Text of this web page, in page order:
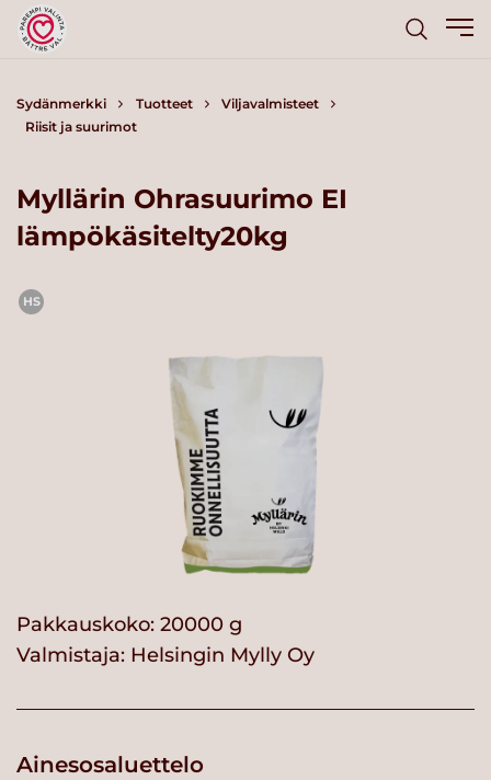
Sydänmerkki Tuotteet
Viljavalmisteet
Riisit ja suurimot
Myllärin Ohrasuurimo EI
lämpökäsitelty20kg
HS
Pakkauskoko: 20000 g
Valmistaja: Helsingin Mylly Oy
Ainesosaluettelo